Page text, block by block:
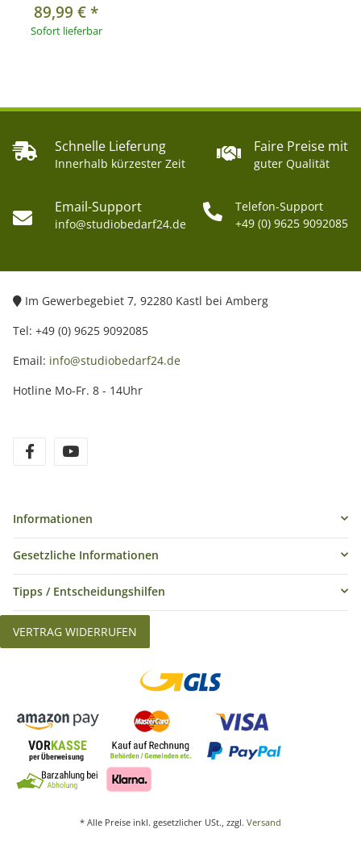
89,99 €*
Sofort lieferbar
Schnelle Lieferung
Innerhalb kürzester Zeit
Faire Preise mit
guter Qualität
Email-Support
info@studiobedarf24.de
Telefon-Support
+49 (0) 9625 9092085
Im Gewerbegebiet 7, 92280 Kastl bei Amberg
Tel: +49 (0) 9625 9092085
Email: info@studiobedarf24.de
Hotline Mo-Fr. 8 - 14Uhr
Informationen
Gesetzliche Informationen
Tipps / Entscheidungshilfen
VERTRAG WIDERRUFEN
* Alle Preise inkl. gesetzlicher USt., zzgl. Versand